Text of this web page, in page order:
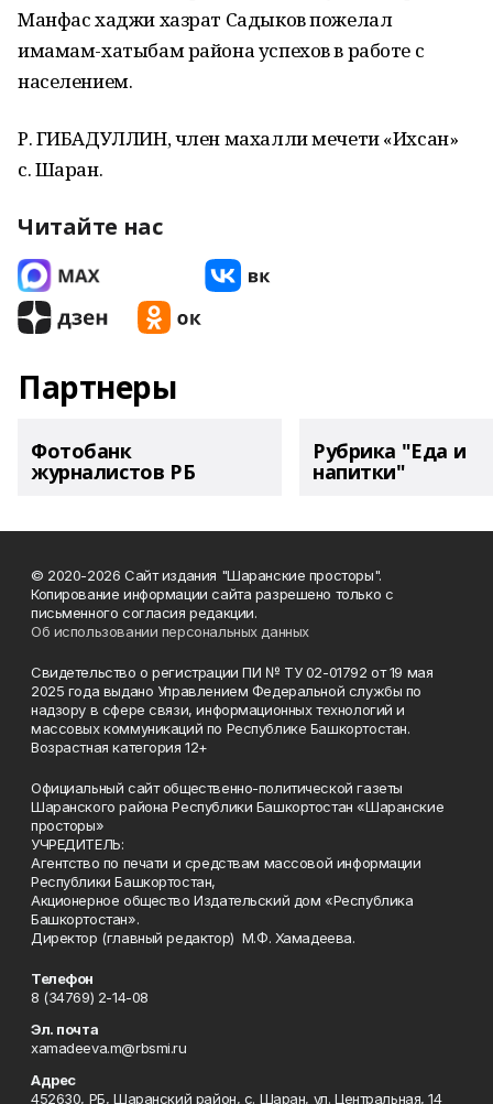
Манфас хаджи хазрат Садыков пожелал
имамам-хатыбам района успехов в работе с
населением.
Р. ГИБАДУЛЛИН, член махалли мечети «Ихсан»
с. Шаран.
Читайте нас
Партнеры
Фотобанк
журналистов РБ
Рубрика "Еда и
напитки"
© 2020-2026 Сайт издания "Шаранские просторы".
Копирование информации сайта разрешено только с
письменного согласия редакции.
Об использовании персональных данных
Свидетельство о регистрации ПИ № ТУ 02-01792 от 19 мая
2025 года выдано Управлением Федеральной службы по
надзору в сфере связи, информационных технологий и
массовых коммуникаций по Республике Башкортостан.
Возрастная категория 12+
Официальный сайт общественно-политической газеты
Шаранского района Республики Башкортостан «Шаранские
просторы»
УЧРЕДИТЕЛЬ:
Агентство по печати и средствам массовой информации
Республики Башкортостан,
Акционерное общество Издательский дом «Республика
Башкортостан».
Директор (главный редактор) М.Ф. Хамадеева.
Телефон
8 (34769) 2-14-08
Эл. почта
xamadeeva.m@rbsmi.ru
Адрес
452630, РБ, Шаранский район, с. Шаран, ул. Центральная, 14